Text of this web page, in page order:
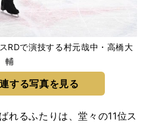
RDで演技する村元哉中・高橋大
輔
する写真を見る
れるふたりは、堂々の11位ス